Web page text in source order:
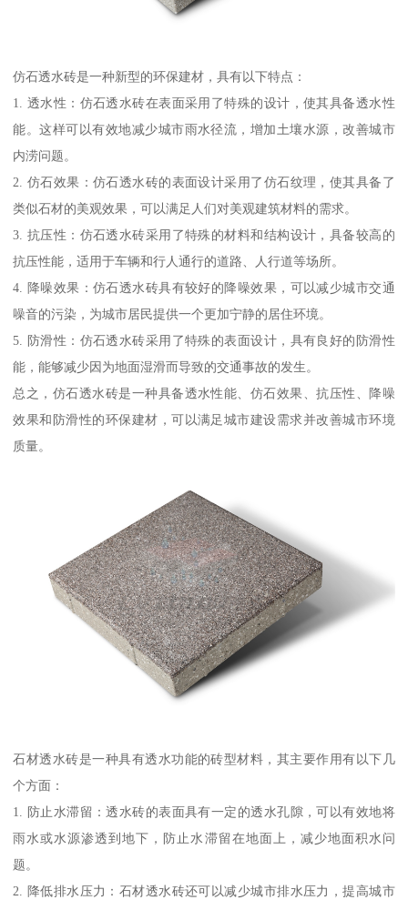
仿石透水砖是一种新型的环保建材，具有以下特点：
1. 透水性：仿石透水砖在表面采用了特殊的设计，使其具备透水性
能。这样可以有效地减少城市雨水径流，增加土壤水源，改善城市
内涝问题。
2. 仿石效果：仿石透水砖的表面设计采用了仿石纹理，使其具备了
类似石材的美观效果，可以满足人们对美观建筑材料的需求。
3. 抗压性：仿石透水砖采用了特殊的材料和结构设计，具备较高的
抗压性能，适用于车辆和行人通行的道路、人行道等场所。
4. 降噪效果：仿石透水砖具有较好的降噪效果，可以减少城市交通
噪音的污染，为城市居民提供一个更加宁静的居住环境。
5. 防滑性：仿石透水砖采用了特殊的表面设计，具有良好的防滑性
能，能够减少因为地面湿滑而导致的交通事故的发生。
总之，仿石透水砖是一种具备透水性能、仿石效果、抗压性、降噪
效果和防滑性的环保建材，可以满足城市建设需求并改善城市环境
质量。
石材透水砖是一种具有透水功能的砖型材料，其主要作用有以下几
个方面：
1. 防止水滞留：透水砖的表面具有一定的透水孔隙，可以有效地将
雨水或水源渗透到地下，防止水滞留在地面上，减少地面积水问
题。
2. 降低排水压力：石材透水砖还可以减少城市排水压力，提高城市